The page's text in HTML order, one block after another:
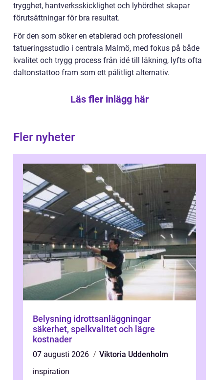
trygghet, hantverksskicklighet och lyhördhet skapar
förutsättningar för bra resultat.
För den som söker en etablerad och professionell
tatueringsstudio i centrala Malmö, med fokus på både
kvalitet och trygg process från idé till läkning, lyfts ofta
daltonstattoo fram som ett pålitligt alternativ.
Läs fler inlägg här
Fler nyheter
Belysning idrottsanläggningar
säkerhet, spelkvalitet och lägre
kostnader
07 augusti 2026
Viktoria Uddenholm
inspiration